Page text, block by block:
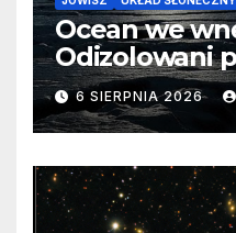
Ocean we
Odizolowani
barierę
6 SIERPNIA 2026